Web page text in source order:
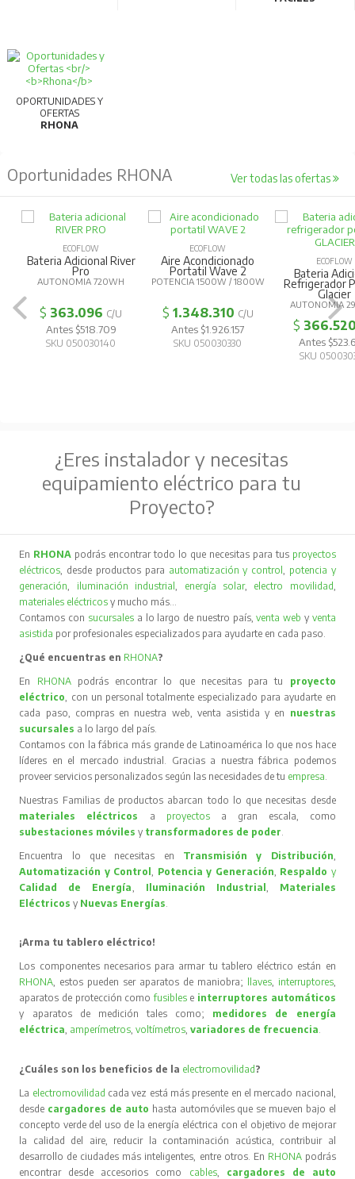
OPORTUNIDADES Y
OFERTAS
RHONA
Oportunidades RHONA Ver todas las ofertas
ECOFLOW
Bateria Adicional River
Pro
AUTONOMIA 720WH
$ 363.096 C/U
Antes $518.709
SKU 050030140
ECOFLOW
Aire Acondicionado
Portatil Wave 2
POTENCIA 1500W / 1800W
$ 1.348.310 C/U
Antes $1.926.157
SKU 050030330
ECOFLOW
Bateria
Refrigerador
Glacier
AUTONOMIA
$
Antes
SKU
¿Eres instalador y necesitas
equipamiento eléctrico para tu
Proyecto?
En RHONA podrás encontrar todo lo que necesitas para tus proyectos
eléctricos , desde productos para automatización y control
potencia y
generación
iluminación industrial energía solar, electro movilidad
materiales eléctricos y mucho más…
Contamos con sucursales a lo largo de nuestro país,venta web y venta
asistida por profesionales especializados para ayudarte en cada paso.
¿Qué encuentras en RHONA?
En RHONA podrás encontrar lo que necesitas para tu proyecto
eléctrico , con un personal totalmente especializado para ayudarte en
cada paso, compras en nuestra web, venta asistida y en nuestras
sucursales a lo largo del país.
Contamos con la fábrica más grande de Latinoamérica lo que nos hace
líderes en el mercado industrial. Gracias a nuestra fábrica podemos
proveer servicios personalizados según las necesidades de tu empresa
Nuestras Familias de productos abarcan todo lo que necesitas desde
materiales eléctricos
a proyectos
a gran escala, como
subestaciones móvilesy transformadores de poder
Encuentra lo que necesitas en Transmisión y Distribución
Automatización y Control
Potencia y Generación Respaldo y
Calidad de Energía
Iluminación Industrial
Materiales
Eléctricos y Nuevas Energías
¡Arma tu tablero eléctrico!
Los componentes necesarios para armar tu tablero eléctrico están en
RHONA , estos pueden ser aparatos de maniobra; llaves, interruptores,
aparatos de protección comofusibles e interruptores automáticos
y aparatos de medición tales como; medidores de energía
eléctrica amperímetros ,voltímetros ,variadores de frecuencia
¿Cuáles son los beneficios de la electromovilidad?
La electromovilidad cada vez está más presente en el mercado nacional,
desde cargadores de auto hasta automóviles que se mueven bajo el
concepto verde del uso de la energía eléctrica con el objetivo de mejorar
la calidad del aire, reducir la contaminación acústica, contribuir al
desarrollo de ciudades más inteligentes, entre otros. En RHONA podrás
encontrar desde accesorios como cables, cargadores de auto